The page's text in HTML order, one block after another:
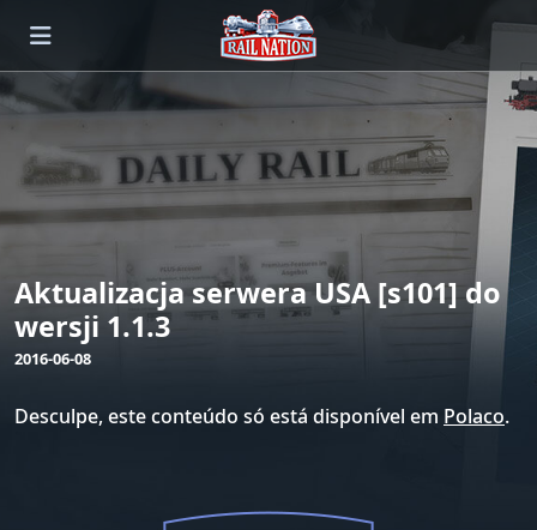
Aktualizacja serwera USA [s101] do
wersji 1.1.3
2016-06-08
Desculpe, este conteúdo só está disponível em Polaco.